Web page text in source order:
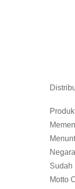
Produk
Sudah
Motto